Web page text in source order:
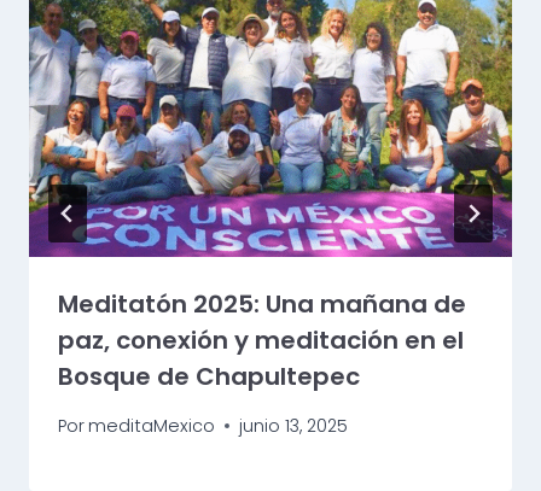
Meditatón 2025: Una mañana de
paz, conexión y meditación en el
Bosque de Chapultepec
Por meditaMexico junio 13, 2025